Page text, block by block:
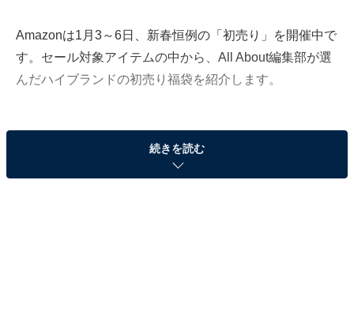
Amazonは1月3～6日、新春恒例の「初売り」を開催中で
す。セール対象アイテムの中から、All About編集部が選
んだハイブランドの初売り福袋を紹介します。
【9万9800円】Stella McCartney（ステラ マッカ
続きを読む